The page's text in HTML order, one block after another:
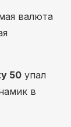
валюта
50 упал
в